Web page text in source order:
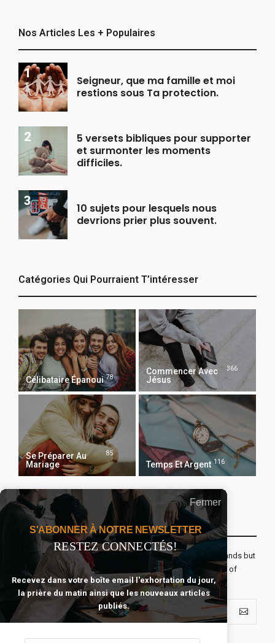
Nos Articles Les + Populaires
Seigneur, que ma famille et moi
restions sous Ta protection.
5 versets bibliques pour supporter
et surmonter les moments
difficiles.
10 sujets pour lesquels nous
devrions prier plus souvent.
Catégories Qui Pourraient T’intéresser
Célibataire Épanoui 78
Commencer Avec
Jésus
366
Se Préparer Au
Mariage
85
Temps Et Argent 116
Recevoir Notre Newsletter Chaque Matin
The real voyage of discovery consists not in seeking new lands but
seeing with new eyes. All journeys have secret destinations of
which the traveler is unaware.
Fermer
S'ABONNER À NOTRE NEWSLETTER
RESTEZ CONNECTÉS!
Recevez dans votre boîte email l'exhortation du jour,
la prière du matin ainsi que les nouveaux articles
publiés.